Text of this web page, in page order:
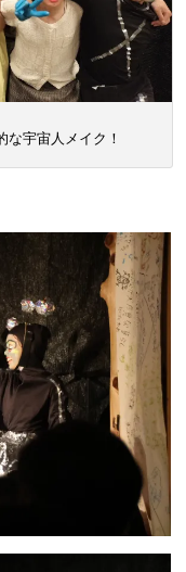
な宇宙人メイク！